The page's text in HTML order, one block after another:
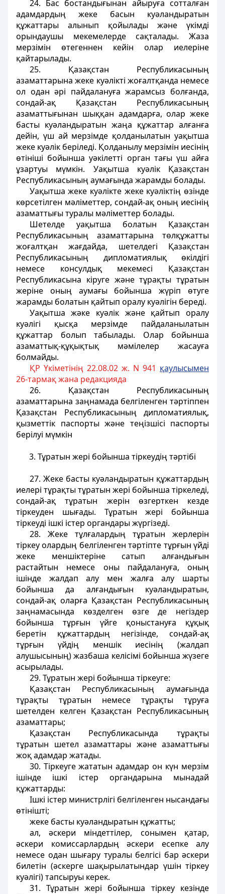
24. Бас бостандығынан айыруға сотталған
адамдардың жеке басын куәландыратын
құжаттары алынып қойылады және үкімді
орындаушы мекемелерде сақталады. Жаза
мерзімін өтегеннен кейін олар иелеріне
қайтарылады.
25. Қазақстан Республикасының
азаматтарына жеке куәлікті жоғалтқанда немесе
ол одан әрі пайдалануға жарамсыз болғанда,
сондай-ақ Қазақстан Республикасының
азаматтығынан шыққан адамдарға, олар жеке
басты куәландыратын жаңа құжаттар алғанға
дейін, үш ай мерзімде қолданылатын уақытша
жеке куәлік беріледі. Қолданылу мерзімін иесінің
өтініші бойынша уәкілетті орган тағы үш айға
ұзартуы мүмкін. Уақытша куәлік Қазақстан
Республикасының аумағында жарамды болады.
Уақытша жеке куәлікте жеке куәліктің өзінде
көрсетілген мәліметтер, сондай-ақ оның иесінің
азаматтығы туралы мәліметтер болады.
Шетелде уақытша болатын Қазақстан
Республикасының азаматтарына төлқұжатты
жоғалтқан жағдайда, шетелдегі Қазақстан
Республикасының дипломатиялық өкілдігі
немесе консулдық мекемесі Қазақстан
Республикасына кіруге және тұрақты тұратын
жеріне оның аумағы бойынша жүріп өтуге
жарамды болатын қайтып оралу куәлігін береді.
Уақытша жәке куәлік және қайтып оралу
куәлігі қысқа мерзімде пайдаланылатын
құжаттар болып табылады. Олар бойынша
азаматтық-құқықтық мәмілелер жасауға
болмайды.
ҚР Үкіметінің 22.08.02 ж. N 941 қаулысымен
26-тармақ жана редакцияда
26. Қазақстан Республикасының
азаматтарына заңнамада белгіленген тәртіппен
Қазақстан Республикасының дипломатиялық,
қызметтік паспорты және теңізшісі паспорты
берілуі мүмкін
3. Тұратын жері бойынша тіркеудің тәртібі
27. Жеке басты куәландыратын құжаттардың
иелері тұрақты тұратын жері бойынша тіркеледі,
сондай-ақ тұратын жерін өзгерткен кезде
тіркеуден шығады. Тұратын жері бойынша
тіркеуді ішкі істер органдары жүргізеді.
28. Жеке тұлғалардың тұратын жерлерін
тіркеу олардың белгіленген тәртіпте тұрғын үйді
жеке меншіктеріне сатып алғандығын
растайтын немесе оны пайдалануға, оның
ішінде жалдап алу мен жалға алу шарты
бойынша да алғандығын куәландыратын,
сондай-ақ оларға Қазақстан Республикасының
заңнамасында көзделген өзге де негіздер
бойынша тұрғын үйге қоныстануға құқық
беретін құжаттардың негізінде, сондай-ақ
тұрғын үйдің меншік иесінің (жалдап
алушысының) жазбаша келісімі бойынша жүзеге
асырылады.
29. Тұратын жері бойынша тіркеуге:
Қазақстан Республикасының аумағында
тұрақты тұратын немесе тұрақты тұруға
шетелден келген Қазақстан Республикасының
азаматтары;
Қазақстан Республикасында тұрақты
тұратын шетел азаматтары және азаматтығы
жоқ адамдар жатады.
30. Тіркеуге жататын адамдар он күн мерзім
ішінде ішкі істер органдарына мынадай
құжаттарды:
Ішкі істер министрлігі белгіленген нысандағы
өтінішті;
жеке басты куәландыратын құжатты;
ал, әскери міндеттілер, сонымен қатар,
әскери комиссарлардың әскери есепке алу
немесе одан шығару туралы белгісі бар әскери
билетін (әскерге шақырылатындар үшін тіркеу
куәлігі) тапсыруы керек.
31. Тұратын жері бойынша тіркеу кезінде